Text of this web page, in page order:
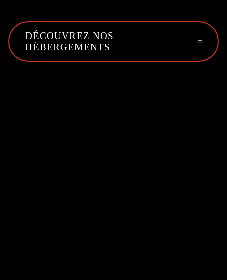
DÉCOUVREZ NOS
HÉBERGEMENTS